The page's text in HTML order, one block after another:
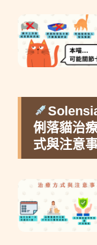
俐落貓治
式與注意